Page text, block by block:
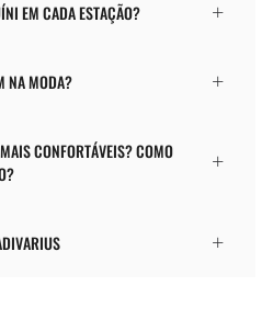
EM CADA ESTAÇÃO?
NA MODA?
CONFORTÁVEIS? COMO